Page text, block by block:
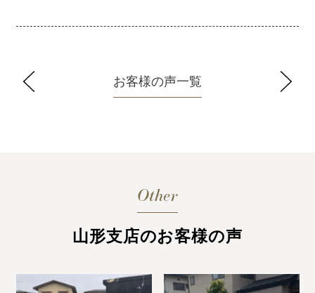
お客様の声一覧
Other
山形支店のお客様の声